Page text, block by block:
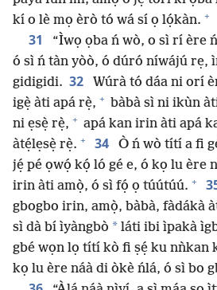
kí o lè mọ èrò tó wá sí ọ lọ́kàn. +
31
“Ìwọ ọba ń wò, o sì rí ère
ó sì ń tàn yòò, ó dúró níwájú rẹ,
gidigidi. 32 Wúrà tó dáa ni orí
igẹ̀ àti apá rẹ̀, + bàbà sì ni ikùn
ni ẹsẹ̀ rẹ̀, + apá kan irin àti apá
àtẹ́lẹsẹ̀ rẹ̀. + 34
Ò ń wò títí a fi
jẹ́ pé ọwọ́ kọ́ ló gé e, ó kọ lu ère
irin àti amọ̀, ó sì fọ́ ọ túútúú. +
gbogbo irin, amọ̀, bàbà, fàdákà
sì dà bí ìyàngbò * láti ibi ìpakà
gbé wọn lọ títí kò fi ṣẹ́ ku nǹkan
kọ lu ère náà di òkè ńlá, ó sì bo